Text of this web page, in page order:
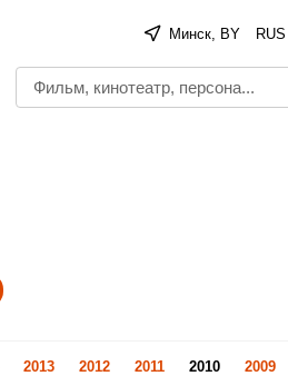
Минск, BY RUS
2013 2012 2011 2010 2009